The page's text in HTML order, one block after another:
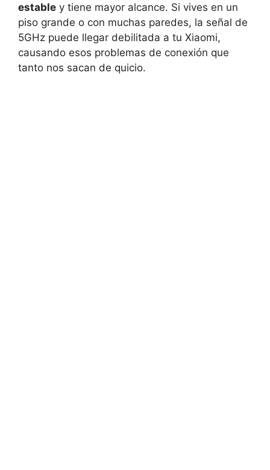
estable y tiene mayor alcance. Si vives en un
piso grande o con muchas paredes, la señal de
5GHz puede llegar debilitada a tu Xiaomi,
causando esos problemas de conexión que
tanto nos sacan de quicio.